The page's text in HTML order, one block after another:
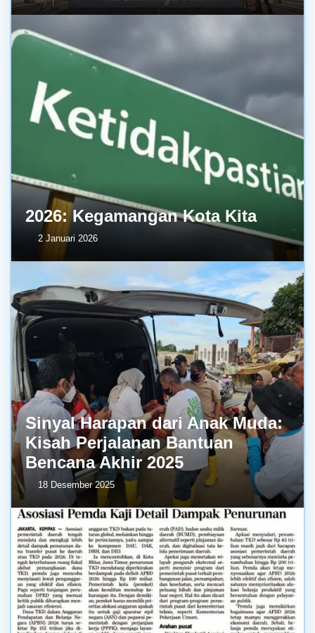
2026: Kegamangan Kota Kita
2 Januari 2026
Sinyal Harapan dari Anak Muda:
Kisah Perjalanan Bantuan
Bencana Akhir 2025
18 Desember 2025